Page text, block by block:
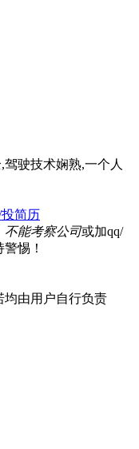
驶技术娴熟,一个人
简历
不能考察公司或加qq/
惕！
均由用户自行负责